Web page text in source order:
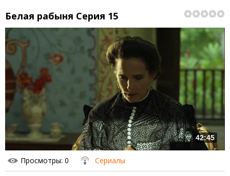
Белая рабыня Серия 15
42:45
Просмотры: 0 Сериалы